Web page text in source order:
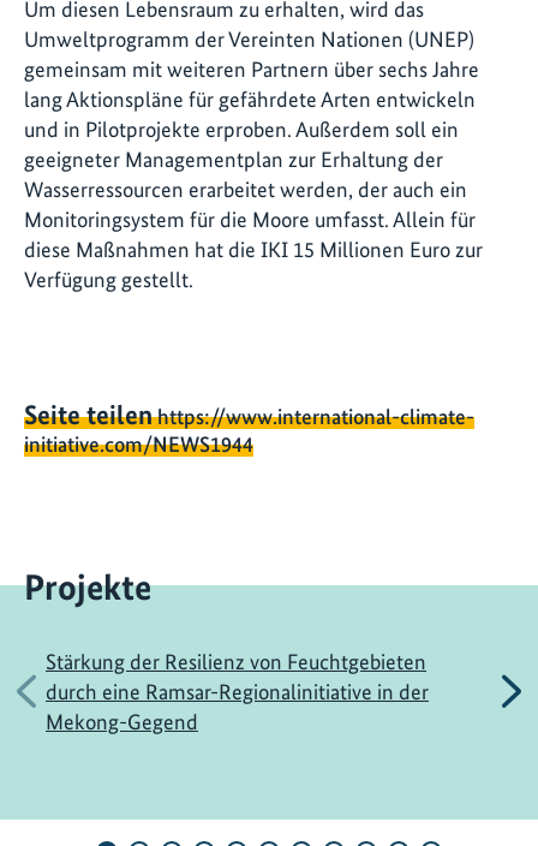
Um diesen Lebensraum zu erhalten, wird das
Umweltprogramm der Vereinten Nationen (UNEP)
gemeinsam mit weiteren Partnern über sechs Jahre
lang Aktionspläne für gefährdete Arten entwickeln
und in Pilotprojekte erproben. Außerdem soll ein
geeigneter Managementplan zur Erhaltung der
Wasserressourcen erarbeitet werden, der auch ein
Monitoringsystem für die Moore umfasst. Allein für
diese Maßnahmen hat die IKI 15 Millionen Euro zur
Verfügung gestellt.
Seite teilenhttps://www.international-climate-
initiative.com/NEWS1944
Projekte
Vorherige
Stärkung der Resilienz von Feuchtgebieten
durch eine Ramsar-Regionalinitiative in der
Mekong-Gegend